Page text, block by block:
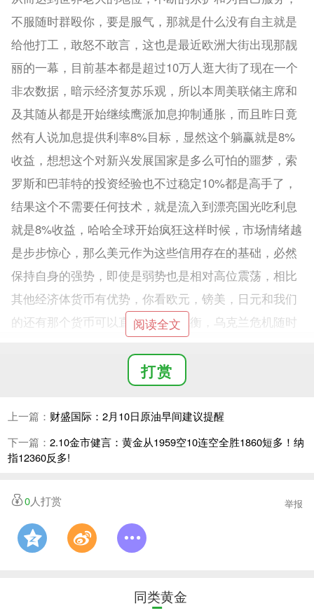
不服随时群殴你，要是服气，那就是什么没有自主就是
给他打工，敢怒不敢言，这也是最近欧洲大街出现那靓
丽的一幕，目前基本都是超过10万人逛大街了现在一个
非农数据，暗示经济复苏乐观，所以本周美联储主席和
及其随从都是开始继续鹰派加息抑制通胀，而且昨日竟
然有人说加息提供利率8%目标，显然这个躺赢就是8%
收益，想想这个对新兴发展国家是多么可怕的噩梦，索
罗斯和巴菲特的投资经验也不过稳定10%都是高手了，
结果这个不需要任何技术，就是流入到漂亮国光吃利息
就是8%收益，哈哈全球开始疯狂这样时候，市场情绪越
是步步惊心，那么美元作为这些信用存在的基础，必然
保持自身的强势，即使是弱势也是相对高位震荡，相比
其他经济体货币有优势，你看欧元，镑美，日元和我们
的还有那个货币可以直接和美元抗衡，乌克兰危机随时
富，合约精神不在，那么短期美元依然收到追捧，或者
说美联储有足够的能力去控盘，就如我们的指数一样，
慢慢品就是明白了，一切看淡，一切就是想提高上限是
为了什么，没有人无缘无故大街给你零花钱，何况你看
到的还是一头饿狼。综合上述操作思路如下 压力：
到102.5区域继续参与分批多即可102四损，空单第一次
104.5附近尝试参与连续上涨基本消化非农行情，今日凌
晨美联储主席讲话才是关键，如果没有针对非农乐观预
回落夯实底部大概率，如果继续激进紧缩货币政策，那
阅读全文
打赏
上一篇： 财盛国际：2月10日原油早间建议提醒
下一篇： 2.10金市健言：黄金从1959空10连空全胜1860短多！纳
指12360反多!
0人打赏 举报
同类黄金